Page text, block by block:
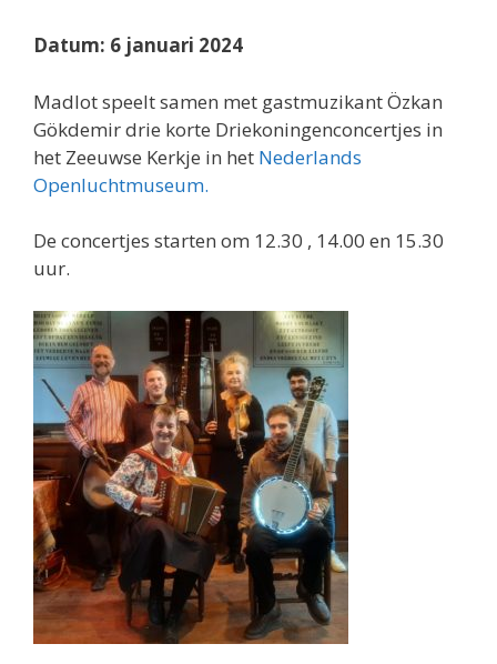
Datum: 6 januari 2024
Madlot speelt samen met gastmuzikant Özkan
Gökdemir drie korte Driekoningenconcertjes in
het Zeeuwse Kerkje in het Nederlands
Openluchtmuseum.
De concertjes starten om 12.30 , 14.00 en 15.30
uur.